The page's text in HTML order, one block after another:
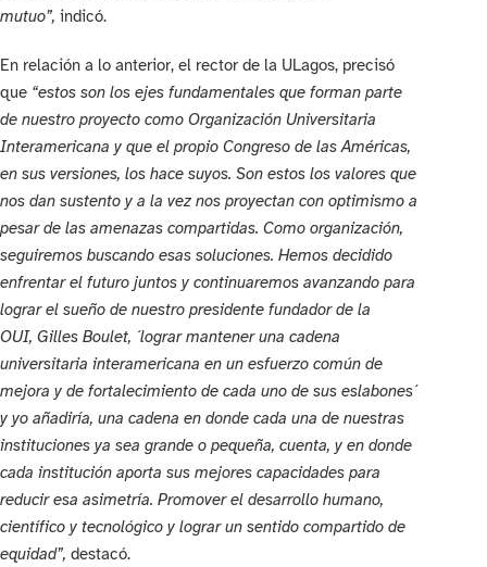
mutuo”, indicó.
En relación a lo anterior, el rector de la ULagos, precisó
que “estos son los ejes fundamentales que forman parte
de nuestro proyecto como Organización Universitaria
Interamericana y que el propio Congreso de las Américas,
en sus versiones, los hace suyos. Son estos los valores que
nos dan sustento y a la vez nos proyectan con optimismo a
pesar de las amenazas compartidas. Como organización,
seguiremos buscando esas soluciones. Hemos decidido
enfrentar el futuro juntos y continuaremos avanzando para
lograr el sueño de nuestro presidente fundador de la
OUI, Gilles Boulet, ´lograr mantener una cadena
universitaria interamericana en un esfuerzo común de
mejora y de fortalecimiento de cada uno de sus eslabones´
y yo añadiría, una cadena en donde cada una de nuestras
instituciones ya sea grande o pequeña, cuenta, y en donde
cada institución aporta sus mejores capacidades para
reducir esa asimetría. Promover el desarrollo humano,
científico y tecnológico y lograr un sentido compartido de
equidad”, destacó.